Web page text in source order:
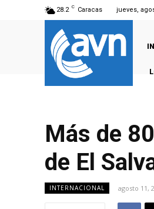
28.2 C Caracas jueves,
Más de
de El
INTERNACIONAL agosto 11,